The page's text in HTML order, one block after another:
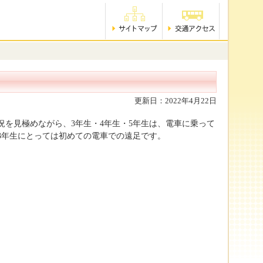
更新日：2022年4月22日
見極めながら、3年生・4年生・5年生は、電車に乗って
生にとっては初めての電車での遠足です。